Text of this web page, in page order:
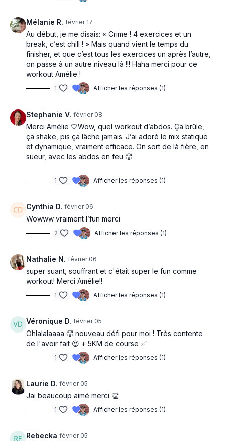
Burpees
Planche latérale G
Russian twist
Planche basse
Bicycle
Hollow hold
Mélanie R. février 17
Au début, je me disais: « Crime ! 4 exercices et un
break, c’est chill ! » Mais quand vient le temps du
finisher, et que c’est tous les exercices un après l’autre,
on passe à un autre niveau là !!! Haha merci pour ce
workout Amélie !
1 Afficher les réponses (1)
Stephanie V. février 08
Merci Amélie 🤍Wow, quel workout d’abdos. Ça brûle,
ça shake, pis ça lâche jamais. J’ai adoré le mix statique
et dynamique, vraiment efficace. On sort de là fière, en
sueur, avec les abdos en feu 🥵 .
1 Afficher les réponses (1)
Cynthia D. février 06
Wowww vraiment l’fun merci
2 Afficher les réponses (1)
Nathalie N. février 06
super suant, souffrant et c'était super le fun comme
workout! Merci Amélie!!
1 Afficher les réponses (1)
Véronique D. février 05
Ohlalalaaaa 🥵 nouveau défi pour moi ! Très contente
de l'avoir fait 😍 + 5KM de course ✅️
1 Afficher les réponses (1)
Laurie D. février 05
Jai beaucoup aimé merci 👏
1 Afficher les réponses (1)
Rebecka février 05